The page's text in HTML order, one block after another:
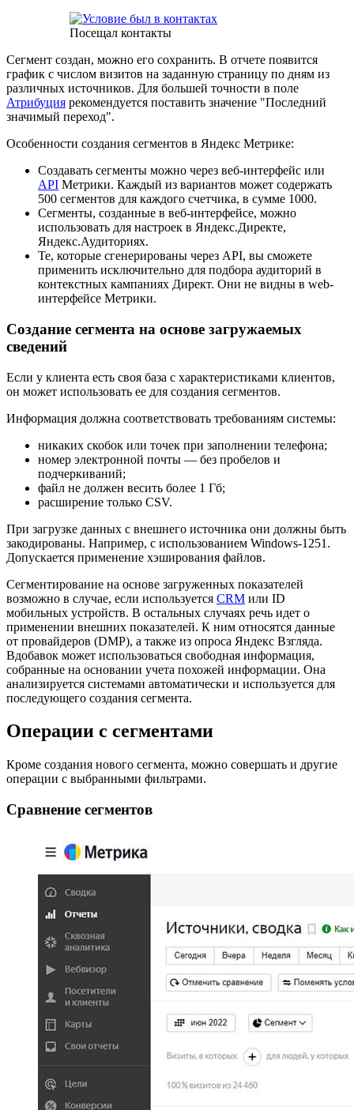
Посещал контакты
Сегмент создан, можно его сохранить. В отчете появится
график с числом визитов на заданную страницу по дням из
различных источников. Для большей точности в поле
Атрибуция рекомендуется поставить значение "Последний
значимый переход".
Особенности создания сегментов в Яндекс Метрике:
Создавать сегменты можно через веб-интерфейс или
API Метрики. Каждый из вариантов может содержать
500 сегментов для каждого счетчика, в сумме 1000.
Сегменты, созданные в веб-интерфейсе, можно
использовать для настроек в Яндекс.Директе,
Яндекс.Аудиториях.
Те, которые сгенерированы через API, вы сможете
применить исключительно для подбора аудиторий в
контекстных кампаниях Директ. Они не видны в web-
интерфейсе Метрики.
Создание сегмента на основе загружаемых
сведений
Если у клиента есть своя база с характеристиками клиентов,
он может использовать ее для создания сегментов.
Информация должна соответствовать требованиям системы:
никаких скобок или точек при заполнении телефона;
номер электронной почты — без пробелов и
подчеркиваний;
файл не должен весить более 1 Гб;
расширение только CSV.
При загрузке данных с внешнего источника они должны быть
закодированы. Например, с использованием Windows-1251.
Допускается применение хэширования файлов.
Сегментирование на основе загруженных показателей
возможно в случае, если используется CRM или ID
мобильных устройств. В остальных случаях речь идет о
применении внешних показателей. К ним относятся данные
от провайдеров (DMP), а также из опроса Яндекс Взгляда.
Вдобавок может использоваться свободная информация,
собранные на основании учета похожей информации. Она
анализируется системами автоматически и используется для
последующего создания сегмента.
Операции с сегментами
Кроме создания нового сегмента, можно совершать и другие
операции с выбранными фильтрами.
Сравнение сегментов